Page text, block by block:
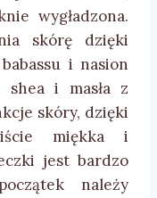
wygładzona.
skórę dzięki
i nasion
shea i masła z
skóry, dzięki
miękka i
jest bardzo
należy